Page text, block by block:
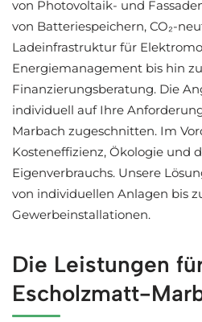
von Photovoltaik- und
von Batteriespeichern, CO₂-
Ladeinfrastruktur für
Energiemanagement bis hin
Finanzierungsberatung. Die
individuell auf Ihre
Marbach zugeschnitten. Im
Kosteneffizienz, Ökologie und
Eigenverbrauchs. Unsere
von individuellen Anlagen bis
Gewerbeinstallationen.
Die Leistungen
Escholzmatt-